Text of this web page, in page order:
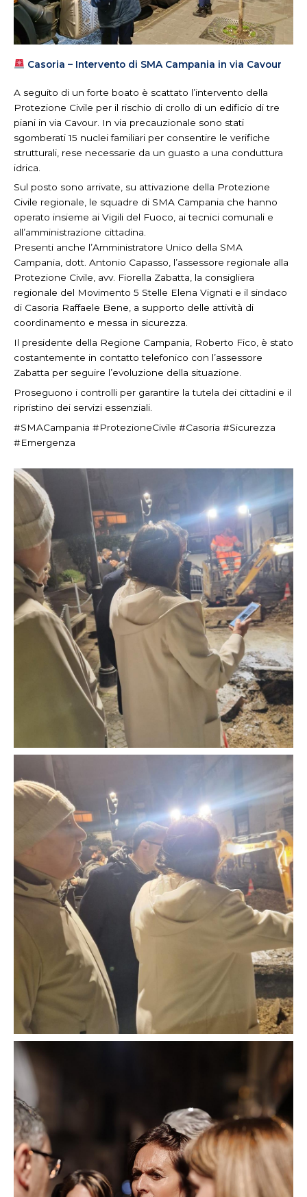
Casoria – Intervento di SMA Campania in via Cavour
A seguito di un forte boato è scattato l’intervento della
Protezione Civile per il rischio di crollo di un edificio di tre
piani in via Cavour. In via precauzionale sono stati
sgomberati 15 nuclei familiari per consentire le verifiche
strutturali, rese necessarie da un guasto a una conduttura
idrica.
Sul posto sono arrivate, su attivazione della Protezione
Civile regionale, le squadre di SMA Campania che hanno
operato insieme ai Vigili del Fuoco, ai tecnici comunali e
all’amministrazione cittadina.
Presenti anche l’Amministratore Unico della SMA
Campania, dott. Antonio Capasso, l’assessore regionale alla
Protezione Civile, avv. Fiorella Zabatta, la consigliera
regionale del Movimento 5 Stelle Elena Vignati e il sindaco
di Casoria Raffaele Bene, a supporto delle attività di
coordinamento e messa in sicurezza.
Il presidente della Regione Campania, Roberto Fico, è stato
costantemente in contatto telefonico con l’assessore
Zabatta per seguire l’evoluzione della situazione.
Proseguono i controlli per garantire la tutela dei cittadini e il
ripristino dei servizi essenziali.
#SMACampania #ProtezioneCivile #Casoria #Sicurezza
#Emergenza